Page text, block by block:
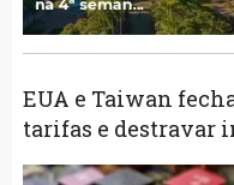
EUA e Taiwan
tarifas e destravar